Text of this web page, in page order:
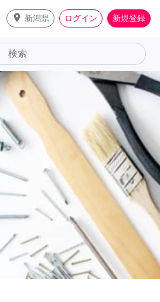
place 新潟県 ログイン 新規登録